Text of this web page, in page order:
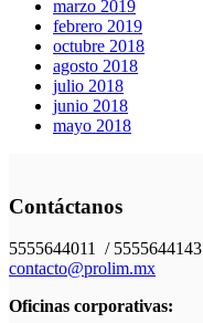
marzo 2019
febrero 2019
octubre 2018
agosto 2018
julio 2018
junio 2018
mayo 2018
Contáctanos
5555644011 / 5555644143
contacto@prolim.mx
Oficinas corporativas: